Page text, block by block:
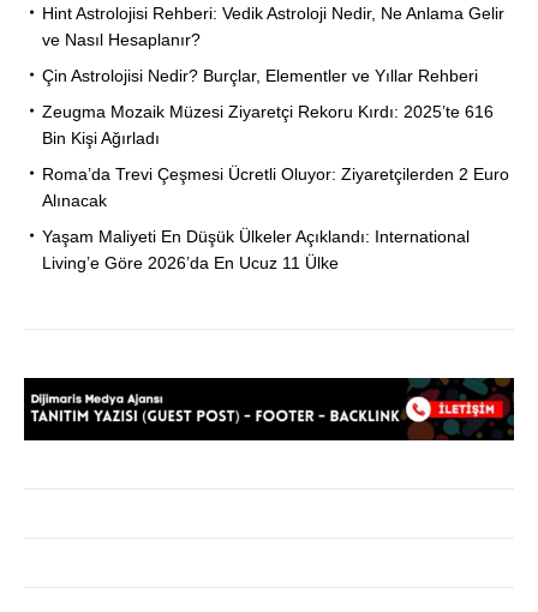
Hint Astrolojisi Rehberi: Vedik Astroloji Nedir, Ne Anlama Gelir
ve Nasıl Hesaplanır?
Çin Astrolojisi Nedir? Burçlar, Elementler ve Yıllar Rehberi
Zeugma Mozaik Müzesi Ziyaretçi Rekoru Kırdı: 2025’te 616
Bin Kişi Ağırladı
Roma’da Trevi Çeşmesi Ücretli Oluyor: Ziyaretçilerden 2 Euro
Alınacak
Yaşam Maliyeti En Düşük Ülkeler Açıklandı: International
Living’e Göre 2026’da En Ucuz 11 Ülke